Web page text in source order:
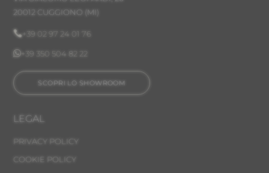
20012 CUGGIONO (MI)
+39 02 97 24 01 76
+39 350 504 82 22
SCOPRI LO SHOWROOM
LEGAL
PRIVACY POLICY
COOKIE POLICY